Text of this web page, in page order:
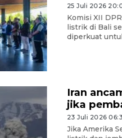
25 Juli 2026
Komisi XII
listrik di Bali
diperkuat
Iran
jika
23 Juli 2026
Jika Amerika